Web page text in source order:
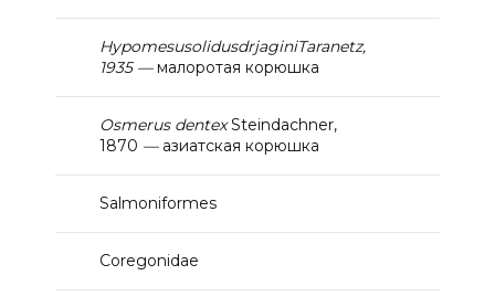
HypomesusolidusdrjaginiTaranetz,
1935 —малоротая корюшка
Osmerus dentexSteindachner,
1870 —азиатская корюшка
Salmoniformes
Coregonidae